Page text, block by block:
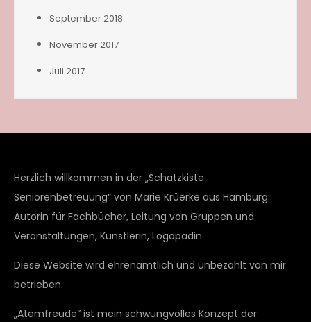
September 2018
November 2017
Juli 2017
Herzlich willkommen in der „Schatzkiste
Seniorenbetreuung“ von Marie Krüerke aus Hamburg:
Autorin für Fachbücher, Leitung von Gruppen und
Veranstaltungen, Künstlerin, Logopädin.
Diese Website wird ehrenamtlich und unbezahlt von mir
betrieben.
„Atemfreude“ ist mein schwungvolles Konzept der